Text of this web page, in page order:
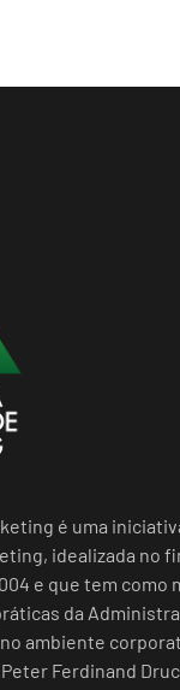
é uma
idealizada no
e que tem como
da
ambiente
Ferdinand